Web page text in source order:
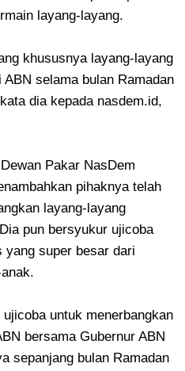
layang-layang.
khususnya layang-layang
selama bulan Ramadan
dia kepada nasdem.id,
Pakar NasDem
pihaknya telah
layang-layang
pun bersyukur ujicoba
yang super besar dari
untuk menerbangkan
bersama Gubernur ABN
sepanjang bulan Ramadan